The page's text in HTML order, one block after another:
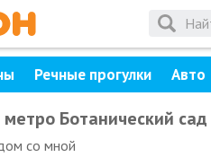
Речные прогулки Авто
Ботанический
со мной